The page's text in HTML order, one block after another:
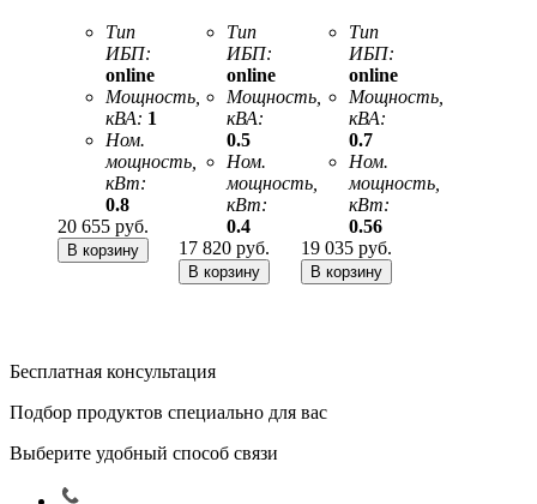
Тип
ИБП:
online
Мощность,
кВА: 1
Ном.
мощность,
кВт:
0.8
20 655 руб.
Тип
ИБП:
online
Мощность,
кВА:
0.5
Ном.
мощность,
кВт:
0.4
17 820 руб.
Тип
ИБП:
online
Мощность,
кВА:
0.7
Ном.
мощность,
кВт:
0.56
19 035руб.
Бесплатная консультация
Подбор продуктов специально для вас
Выберите удобный способ связи